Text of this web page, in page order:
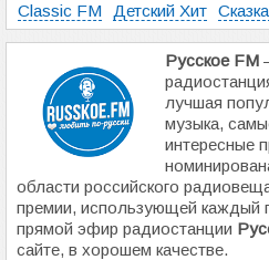
Classic FM
Детский Хит
Русское FM
лучшая
музыка,
интересные
области российского
премии, использующей каждый
прямой эфир радиостанции
сайте, в хорошем качестве.